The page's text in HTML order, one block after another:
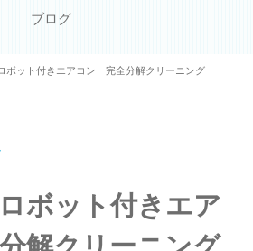
グ
配管
ブログ
洗濯機クリーニング
ドラム式洗濯機クリーニ
ブログ
ボット付きエアコン 完全分解クリーニング
ボット付きエア